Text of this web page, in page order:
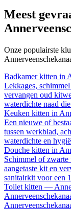
Meest
Onze populairste
Badkamer kitten in
Lekkages,
vervangen oud
waterdichte naad
Keuken kitten in
Een nieuwe of
tussen werkblad,
waterdichte en
Douche kitten in
Schimmel of
aangetaste kit en
sanitairkit voor een
Toilet kitten —